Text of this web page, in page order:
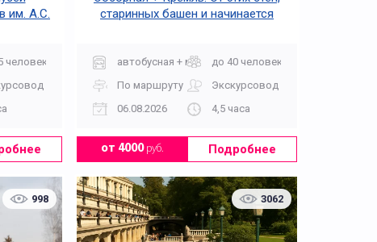
им. А.С.
человек
старинных башен и начинается
автобусная + музейдо 40 человек
По маршруту
Экскурсовод
06.08.2026
4,5 часа
от 4000руб. Подробнее
998 3062